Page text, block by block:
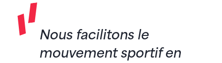
Nous facilitons le
mouvement sportif en